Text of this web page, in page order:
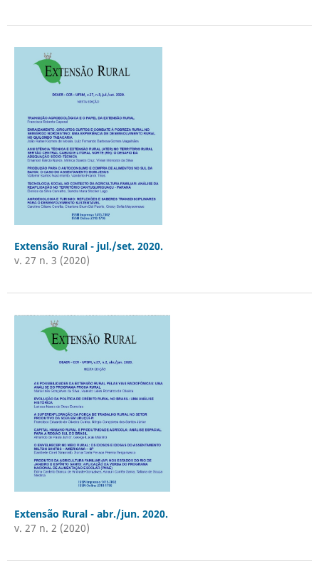
Extensão Rural - jul./set. 2020.
v. 27 n. 3 (2020)
Extensão Rural - abr./jun. 2020.
v. 27 n. 2 (2020)